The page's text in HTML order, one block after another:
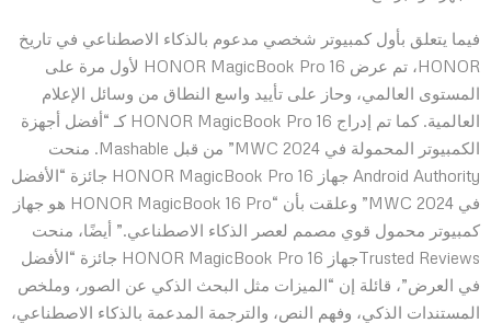
فيما يتعلق بأول كمبيوتر شخصي مدعوم بالذكاء الاصطناعي في تاريخ
HONOR، تم عرض HONOR MagicBook Pro 16 لأول مرة على
المستوى العالمي، وحاز على تأييد واسع النطاق من وسائل الإعلام
العالمية. كما تم إدراج HONOR MagicBook Pro 16 كـ “أفضل أجهزة
الكمبيوتر المحمولة في MWC 2024” من قبل Mashable. منحت
Android Authority جهاز HONOR MagicBook Pro 16 جائزة “الأفضل
في MWC 2024” وعلقت بأن “HONOR MagicBook 16 Pro هو جهاز
كمبيوتر محمول قوي مصمم لعصر الذكاء الاصطناعي.” أيضًا، منحت
Trusted Reviewsجهاز HONOR MagicBook Pro 16 جائزة “الأفضل
في العرض”، قائلة إن “الميزات مثل البحث الذكي عن الصور، وملخص
المستندات الذكي، وفهم النص، والترجمة المدعمة بالذكاء الاصطناعي،